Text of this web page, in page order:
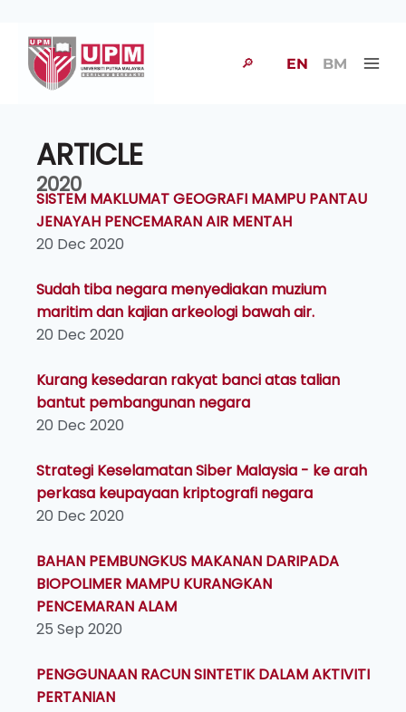
🔎 EN BM
ARTICLE
2020
SISTEM MAKLUMAT GEOGRAFI MAMPU PANTAU
JENAYAH PENCEMARAN AIR MENTAH
20 Dec 2020
Sudah tiba negara menyediakan muzium
maritim dan kajian arkeologi bawah air.
20 Dec 2020
Kurang kesedaran rakyat banci atas talian
bantut pembangunan negara
20 Dec 2020
Strategi Keselamatan Siber Malaysia - ke arah
perkasa keupayaan kriptografi negara
20 Dec 2020
BAHAN PEMBUNGKUS MAKANAN DARIPADA
BIOPOLIMER MAMPU KURANGKAN
PENCEMARAN ALAM
25 Sep 2020
PENGGUNAAN RACUN SINTETIK DALAM AKTIVITI
PERTANIAN